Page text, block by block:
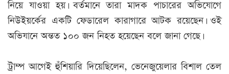
নিয়ে যাওয়া হয়। বর্তমানে তারা মাদক পাচারের অভিযোগে
নিউইয়র্কের একটি ফেডারেল কারাগারে আটক রয়েছেন। ওই
অভিযানে অন্তত ১০০ জন নিহত হয়েছেন বলে জানা গেছে।
ট্রাম্প আগেই হুঁশিয়ারি দিয়েছিলেন, ভেনেজুয়েলার বিশাল তেল